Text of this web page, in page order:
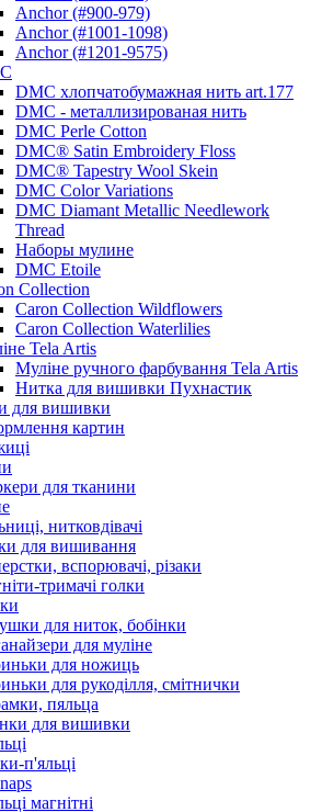
Anchor (#900-979)
Anchor (#1001-1098)
Anchor (#1201-9575)
DMC хлопчатобумажная нить art.177
DMC - металлизированая нить
DMC Perle Cotton
DMC® Satin Embroidery Floss
DMC® Tapestry Wool Skein
DMC Color Variations
DMC Diamant Metallic Needlework
Thread
Наборы мулине
DMC Etoile
Collection
Caron Collection Wildflowers
Caron Collection Waterlilies
Tela Artis
Муліне ручного фарбування Tela Artis
Нитка для вишивки Пухнастик
для вишивки
картин
для тканини
нитковдівачі
для вишивання
вспорювачі, різаки
тримачі голки
для ниток, бобінки
для муліне
для ножиць
для рукоділля, смітнички
пяльца
для вишивки
п'яльці
магнітні